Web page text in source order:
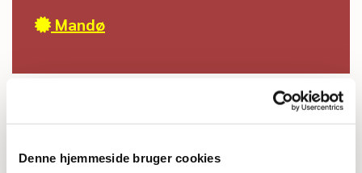
Denne hjemmeside bruger cookies
 Mandø